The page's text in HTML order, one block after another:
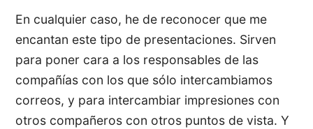
En cualquier caso, he de reconocer que me
encantan este tipo de presentaciones. Sirven
para poner cara a los responsables de las
compañías con los que sólo intercambiamos
correos, y para intercambiar impresiones con
otros compañeros con otros puntos de vista. Y